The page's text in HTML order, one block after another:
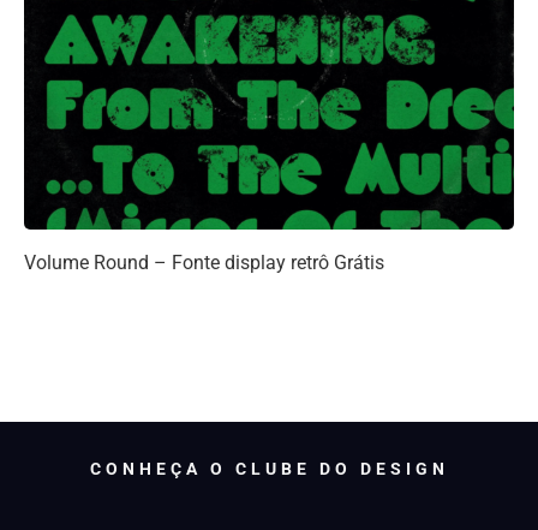
Volume Round – Fonte display retrô Grátis
CONHEÇA O CLUBE DO DESIGN